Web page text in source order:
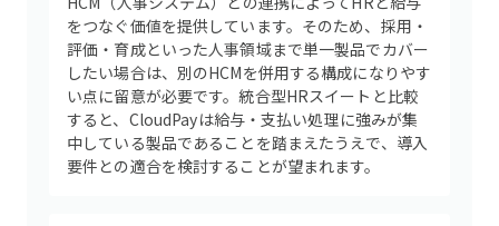
をつなぐ価値を提供しています。そのため、採用・
評価・育成といった人事領域まで単一製品でカバー
したい場合は、別のHCMを併用する構成になりやす
い点に留意が必要です。統合型HRスイートと比較
すると、CloudPayは給与・支払い処理に強みが集
中している製品であることを踏まえたうえで、導入
要件との適合を検討することが望まれます。